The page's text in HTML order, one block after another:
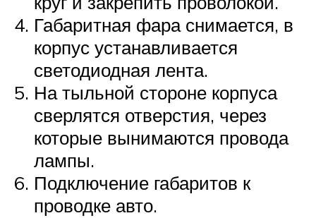
Габаритная фара снимается, в
корпус устанавливается
светодиодная лента.
На тыльной стороне корпуса
сверлятся отверстия, через
которые вынимаются провода
лампы.
Подключение габаритов к
проводке авто.